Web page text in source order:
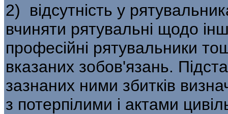
2) відсутність у
вчиняти рятувальні щодо
професійні рятувальники
вказаних зобов'язань.
зазнаних ними збитків
з потерпілими і актами